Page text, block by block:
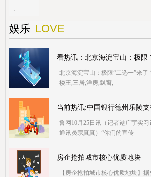
娱乐 LOVE
看热讯：北京海淀宝山：极限
北京海淀宝山：极限“二选一”来了
楼王,三居,洋房,飘窗,
当前热讯:中国银行德州乐陵支
鲁网10月25日讯（记者逯广宇实习
通讯员宗真真）“你们的宣传
房企抢拍城市核心优质地块
【房企抢拍城市核心优质地块】据